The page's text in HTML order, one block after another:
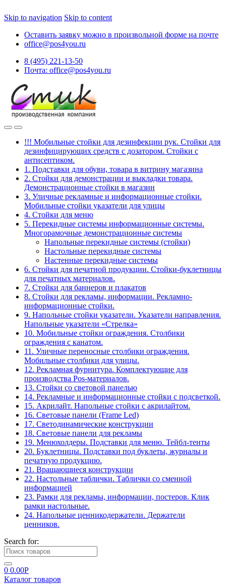
Skip to navigation Skip to content
Оставить заявку можно в произвольной форме на почте
office@pos4you.ru
8 (495) 221-13-50
Почта: office@pos4you.ru
!!! Мобильные стойки для дезинфекции рук. Стойки для
дезинфицирующих средств с дозатором. Стойки с
антисептиком.
1. Подставки для обуви, товара в витрину магазина
2. Стойки для демонстрации и выкладки товара.
Демонстрационные стойки в магазин
3. Уличные рекламные и информационные стойки.
Мобильные стойки указатели для улицы
4. Стойки для меню
5. Перекидные системы информационные системы.
Многорамочные демонстрационные системы
Напольные перекидные системы (стойки)
Настольные перекидные системы
Настенные перекидные системы
6. Стойки для печатной продукции. Стойки-буклетницы
для печатных материалов.
7. Стойки для баннеров и плакатов
8. Стойки для рекламы, информации. Рекламно-
информационные стойки.
9. Напольные стойки указатели. Указатели направления.
Напольные указатели «Стрелка»
10. Мобильные стойки ограждения. Столбики
ограждения с канатом.
11. Уличные переносные столбики ограждения.
Мобильные столбики для улицы.
12. Рекламная фурнитура. Комплектующие для
производства Pos-материалов.
13. Стойки со световой панелью
14. Рекламные и информационные стойки с подсветкой.
15. Акрилайт. Напольные стойки с акрилайтом.
16. Световые панели (Frame Led)
17. Светодинамические конструкции
18. Световые панели для рекламы
19. Менюхолдеры. Подставки для меню. Тейбл-тенты
20. Буклетницы. Подставки под буклеты, журналы и
печатную продукцию.
21. Вращающиеся конструкции
22. Настольные таблички. Таблички со сменной
информацией
23. Рамки для рекламы, информации, постеров. Клик
рамки настольные.
24. Напольные ценникодержатели. Держатели
ценников.
Search for:
0 0.00Р
Каталог товаров